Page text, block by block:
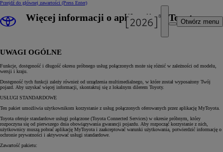
Przejdź do głównej zawartości (Press Enter)
Otwórz menu
Więcej informacji o aplikacji MyToyota
UWAGI OGÓLNE
Funkcje, dostępność i długość okresu próbnego usług połączonych może się różnić w zależności od modelu,
wersji i kraju.
Dostępność tych funkcji zależy również od urządzenia multimedialnego, w które został wyposażony Twój
pojazd. Aby uzyskać więcej informacji, skontaktuj się z lokalnym dilerem Toyoty.
USŁUGI STANDARDOWE
Ten pakiet umożliwia użytkownikom korzystanie z usług połączonych oferowanych przez aplikację MyToyota.
Toyota oferuje standardowe usługi połączone (Toyota Connected Services) w okresie próbnym, który
rozpoczyna się od pierwszego dnia obowiązywania gwarancji pojazdu. Aby rozpocząć korzystanie z nich,
użytkownicy muszą pobrać aplikację MyToyota i zaakceptować warunki użytkowania, potwierdzić informację o
ochronie prywatności i aktywować usługi standardowe.
Zawartość pakietu: